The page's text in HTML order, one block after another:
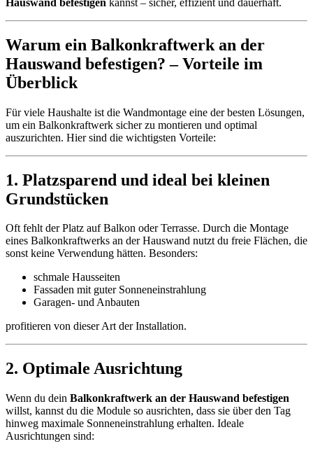
Warum ein Balkonkraftwerk an der
Hauswand befestigen? – Vorteile im
Überblick
Für viele Haushalte ist die Wandmontage eine der besten Lösungen,
um ein Balkonkraftwerk sicher zu montieren und optimal
auszurichten. Hier sind die wichtigsten Vorteile:
1. Platzsparend und ideal bei kleinen
Grundstücken
Oft fehlt der Platz auf Balkon oder Terrasse. Durch die Montage
eines Balkonkraftwerks an der Hauswand nutzt du freie Flächen, die
sonst keine Verwendung hätten. Besonders:
schmale Hausseiten
Fassaden mit guter Sonneneinstrahlung
Garagen- und Anbauten
profitieren von dieser Art der Installation.
2. Optimale Ausrichtung
Wenn du dein Balkonkraftwerk an der Hauswand befestigen
willst, kannst du die Module so ausrichten, dass sie über den Tag
hinweg maximale Sonneneinstrahlung erhalten. Ideale
Ausrichtungen sind: